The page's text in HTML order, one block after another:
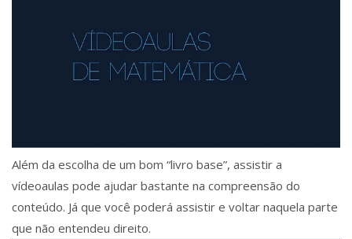
Além da escolha de um bom “livro base”, assistir a
vídeoaulas pode ajudar bastante na compreensão do
conteúdo. Já que você poderá assistir e voltar naquela parte
que não entendeu direito.